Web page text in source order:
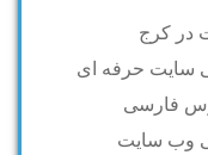
در کرج
سایت حرفه ای
فارسی
وب سایت